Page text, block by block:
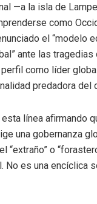
—a la isla de
como
el “modelo
ante las
como líder
predadora del
línea afirmando
una gobernanza
“extraño” o
es una encíclica